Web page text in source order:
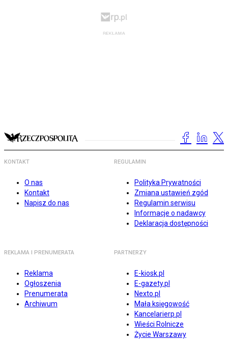
KONTAKT
O nas
Kontakt
Napisz do nas
REGULAMIN
Polityka Prywatności
Zmiana ustawień zgód
Regulamin serwisu
Informacje o nadawcy
Deklaracja dostępności
REKLAMA I PRENUMERATA
Reklama
Ogłoszenia
Prenumerata
Archiwum
PARTNERZY
E-kiosk.pl
E-gazety.pl
Nexto.pl
Mała księgowość
Kancelarierp.pl
Wieści Rolnicze
Życie Warszawy